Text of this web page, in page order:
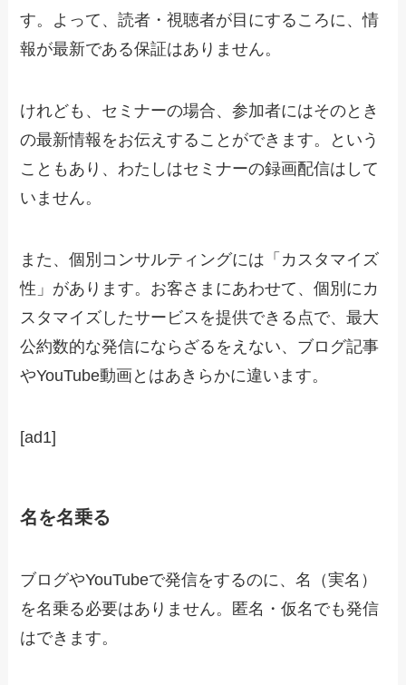
す。よって、読者・視聴者が目にするころに、情
報が最新である保証はありません。
けれども、セミナーの場合、参加者にはそのとき
の最新情報をお伝えすることができます。という
こともあり、わたしはセミナーの録画配信はして
いません。
また、個別コンサルティングには「カスタマイズ
性」があります。お客さまにあわせて、個別にカ
スタマイズしたサービスを提供できる点で、最大
公約数的な発信にならざるをえない、ブログ記事
やYouTube動画とはあきらかに違います。
[ad1]
名を名乗る
ブログやYouTubeで発信をするのに、名（実名）
を名乗る必要はありません。匿名・仮名でも発信
はできます。